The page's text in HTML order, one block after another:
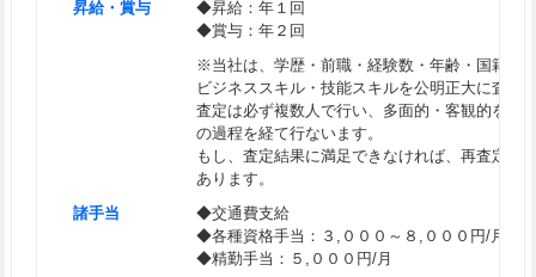
昇給・賞与
◆昇給：年１回
◆賞与：年２回
※当社は、学歴・前職・経験数・年齢・国籍・
ビジネススキル・技能スキルを公明正大に査定
査定は必ず複数人で行い、多面的・客観的をモ
の過程を経て行ないます。
もし、査定結果に満足できなければ、再査定を
あります。
諸手当
◆交通費支給
◆各種資格手当：３,０００～８,０００円/月
◆精勤手当：５,０００円/月